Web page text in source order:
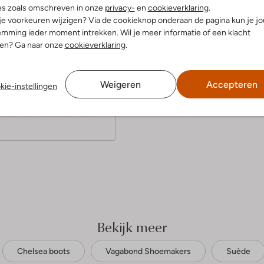
zoals omschreven in onze privacy- en cookieverklaring.
voorkeuren wijzigen? Via de cookieknop onderaan de pagina kun je
ieder moment intrekken. Wil je meer informatie of een klacht
Ga naar onzecookieverklaring.
instellingen Weigeren Accepteren
Bekijk meer
Chelsea boots Vagabond Shoemakers Suède